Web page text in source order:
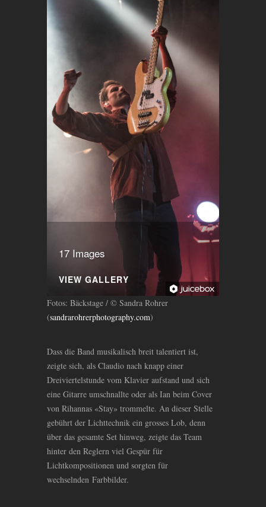
17 Images
VIEW GALLERY
Fotos: Bäckstage / © Sandra Rohrer
(sandrarohrerphotography.com)
Dass die Band musikalisch breit talentiert ist,
zeigte sich, als Claudio nach knapp einer
Dreiviertelstunde vom Klavier aufstand und sich
eine Gitarre umschnallte oder als Ian beim Cover
von Rihannas «Stay» trommelte. An dieser Stelle
gebührt der Lichttechnik ein grosses Lob, denn
über das gesamte Set hinweg, zeigte das Team
hinter den Reglern viel Gespür für
Lichtkompositionen und sorgten für
wechselnden Farbbilder.